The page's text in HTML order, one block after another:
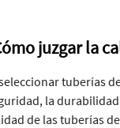
juzgar la
tuberías
la
de las tuberías